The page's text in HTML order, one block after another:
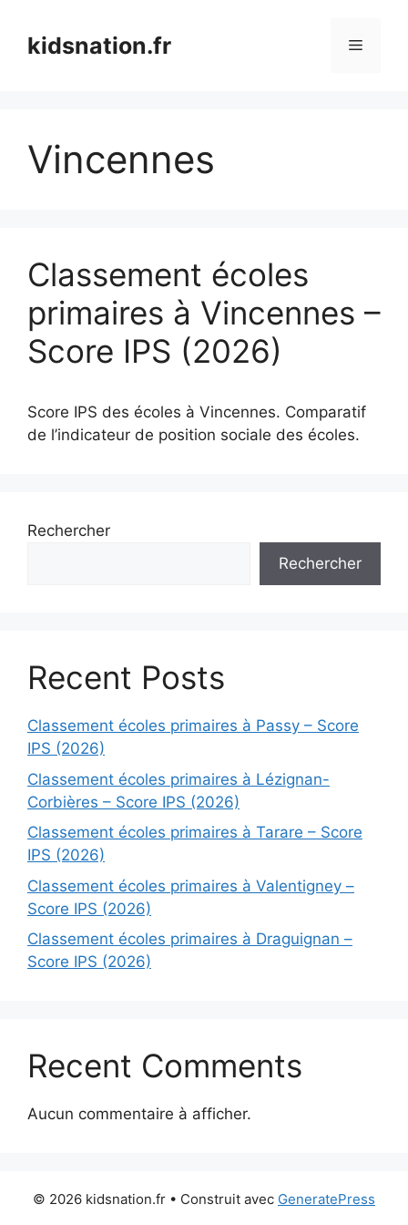
contenukidsnation.fr Menu
Vincennes
Classement écoles
primaires à Vincennes –
Score IPS (2026)
Score IPS des écoles à Vincennes. Comparatif
de l’indicateur de position sociale des écoles.
Rechercher
Rechercher
Recent Posts
Classement écoles primaires à Passy – Score
IPS (2026)
Classement écoles primaires à Lézignan-
Corbières – Score IPS (2026)
Classement écoles primaires à Tarare – Score
IPS (2026)
Classement écoles primaires à Valentigney –
Score IPS (2026)
Classement écoles primaires à Draguignan –
Score IPS (2026)
Recent Comments
Aucun commentaire à afficher.
© 2026 kidsnation.fr • Construit avec GeneratePress